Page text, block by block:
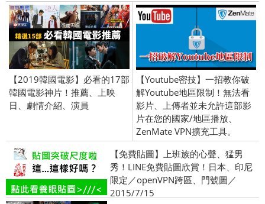
【2019韓國電影】必看的17部
韓國電影神片！推薦、上映
日、劇情介紹、演員
【Youtube密技】一招教你破
解Youtube地區限制！無法看
影片、上傳者並未允許這部影
片在您的國家/地區播放、
ZenMate VPN擴充工具。
【免費貼圖】上班族的心聲、猛男
秀！LINE免費貼圖欣賞！日本、印尼
限定／openVPN跨區、門號圖／
2015/7/15